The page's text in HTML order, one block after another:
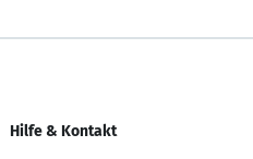
Hilfe & Kontakt